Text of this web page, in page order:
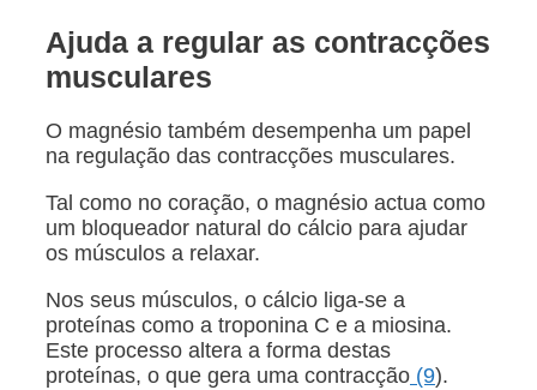
Ajuda a regular as contracções
musculares
O magnésio também desempenha um papel
na regulação das contracções musculares.
Tal como no coração, o magnésio actua como
um bloqueador natural do cálcio para ajudar
os músculos a relaxar.
Nos seus músculos, o cálcio liga-se a
proteínas como a troponina C e a miosina.
Este processo altera a forma destas
proteínas, o que gera uma contracção (9).